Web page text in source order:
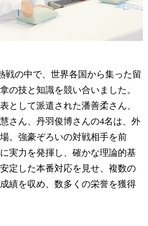
の中で、世界各国から集った留
の技と知識を競い合いました。
として派遣された潘善柔さん、
さん、丹羽俊博さんの4名は、外
。強豪ぞろいの対戦相手を前
実力を発揮し、確かな理論的基
定した本番対応を見せ、複数の
績を収め、数多くの栄誉を獲得